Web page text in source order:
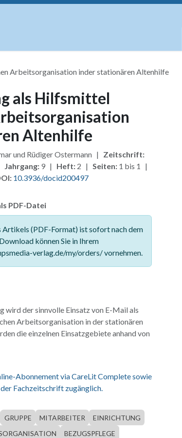
Arbeitsorganisation inder stationären Altenhilfe
als Hilfsmittel
Altenhilfe
und Rüdiger Ostermann | Zeitschrift:
Jahrgang:9 | Heft:2 | Seiten:1 bis 1 |
10.3936/docid200497
PDF-Datei
(PDF-Format) ist sofort nach dem
können Sie in Ihrem
verlag.de/my/orders/ vornehmen.
wird der sinnvolle Einsatz von E-Mail als
Arbeitsorganisation in der stationären
die einzelnen Einsatzgebiete anhand von
Abonnement via CareLit Complete sowie
Fachzeitschrift zugänglich.
GRUPPE MITARBEITER
EINRICHTUNG
BEZUGSPFLEGE